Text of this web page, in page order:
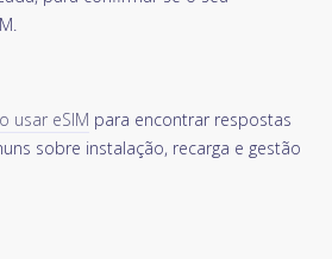
usar eSIM para encontrar respostas
sobre instalação, recarga e gestão